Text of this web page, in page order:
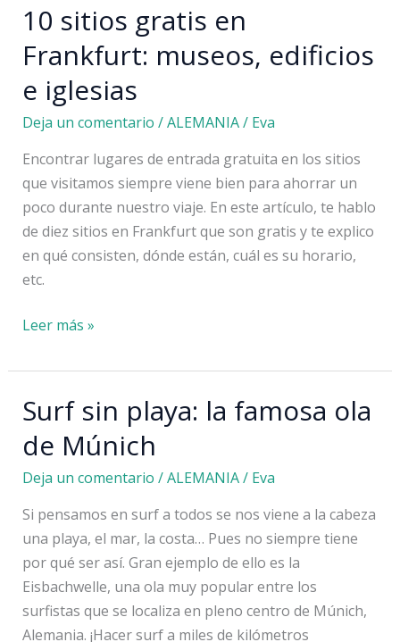
tradicionales
de
Frankfurt
10 sitios gratis en
Frankfurt: museos, edificios
e iglesias
Deja un comentario /ALEMANIA/ Eva
Encontrar lugares de entrada gratuita en los sitios
que visitamos siempre viene bien para ahorrar un
poco durante nuestro viaje. En este artículo, te hablo
de diez sitios en Frankfurt que son gratis y te explico
en qué consisten, dónde están, cuál es su horario,
etc.
10
gratis
Frankfurt:
museos,
edificios
iglesias
Leer más »
Surf sin playa: la famosa ola
de Múnich
Deja un comentario /ALEMANIA/ Eva
Si pensamos en surf a todos se nos viene a la cabeza
una playa, el mar, la costa… Pues no siempre tiene
por qué ser así. Gran ejemplo de ello es la
Eisbachwelle, una ola muy popular entre los
surfistas que se localiza en pleno centro de Múnich,
Alemania. ¡Hacer surf a miles de kilómetros